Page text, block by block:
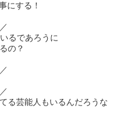
にする！
るであろうに
の？
る芸能人もいるんだろうな